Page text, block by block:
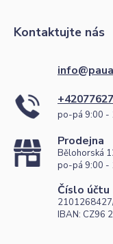
Kontaktujte nás
po-pá 9:00 -
Prodejna
Bělohorská
po-pá 9:00 -
Číslo účtu
IBAN: CZ96